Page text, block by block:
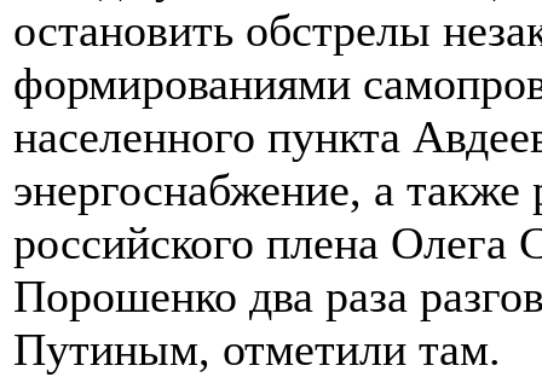
остановить обстрелы
формированиями
населенного пункта
энергоснабжение, а
российского плена
Порошенко два раза
Путиным, отметили там.